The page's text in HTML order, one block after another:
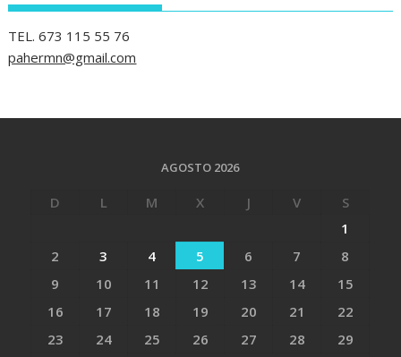
TEL. 673 115 55 76
pahermn@gmail.com
AGOSTO 2026
D L M X J V
S
1
2
3 4 5 6 7
8
9
10 11 12 13 14
15
16
17 18 19 20 21
22
23
24 25 26 27 28
29